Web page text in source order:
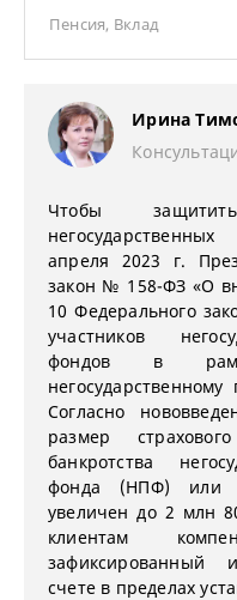
Пенсия, Вклад
Ирина
Чтобы
апреля 2023 г.
закон № 158-ФЗ «О
10 Федерального
участников
фондов в
Согласно
размер
банкротства
фонда (НПФ) или
увеличен до 2 млн
клиентам
зафиксированный
счете в пределах